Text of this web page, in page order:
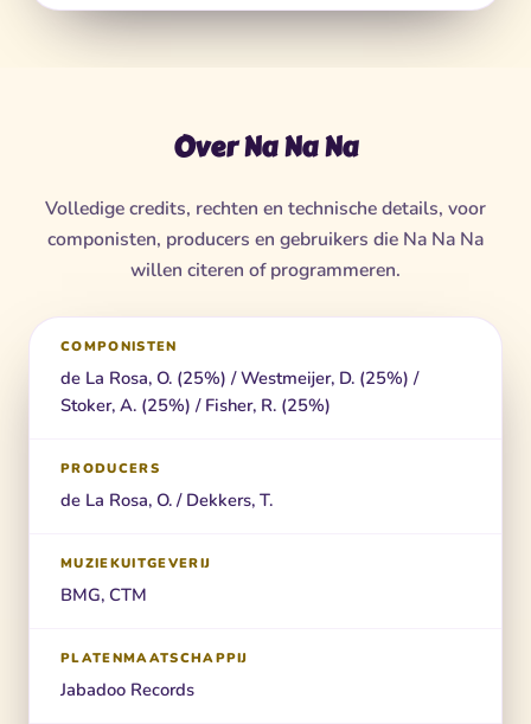
Over Na Na Na
Volledige credits, rechten en technische details, voor
componisten, producers en gebruikers die Na Na Na
willen citeren of programmeren.
COMPONISTEN
de La Rosa, O. (25%) / Westmeijer, D. (25%) /
Stoker, A. (25%) / Fisher, R. (25%)
PRODUCERS
de La Rosa, O. / Dekkers, T.
MUZIEKUITGEVERIJ
BMG, CTM
PLATENMAATSCHAPPIJ
Jabadoo Records